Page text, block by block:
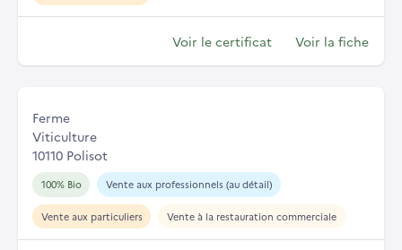
Voir le certificat Voir la fiche
Ferme
Viticulture
10110 Polisot
100% Bio Vente aux professionnels (au détail)
Vente aux particuliers Vente à la restauration commerciale